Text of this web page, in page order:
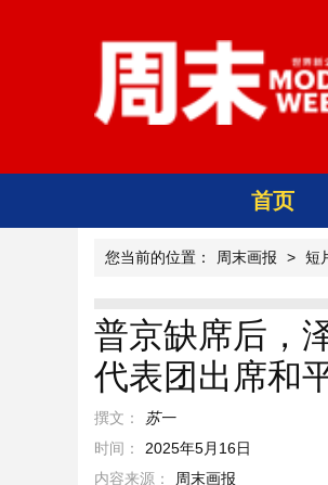
首页
您当前的位置： 周末画报 > 短
普京缺席后，
代表团出席和
撰文：
苏一
时间：
2025年5月16日
内容来源：
周末画报